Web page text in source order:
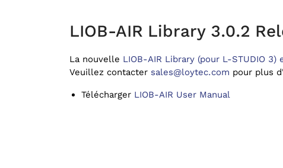
LIOB-AIR Library 3.0.2
La nouvelle LIOB-AIR Library (pour L-STUDIO 3)
Veuillez contacter sales@loytec.com pour plus
Télécharger LIOB-AIR User Manual